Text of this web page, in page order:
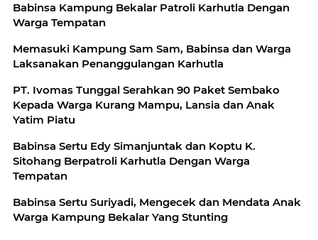
Babinsa Kampung Bekalar Patroli Karhutla Dengan
Warga Tempatan
Memasuki Kampung Sam Sam, Babinsa dan Warga
Laksanakan Penanggulangan Karhutla
‎PT. Ivomas Tunggal Serahkan 90 Paket Sembako
Kepada Warga Kurang Mampu, Lansia dan Anak
Yatim Piatu
Babinsa Sertu Edy Simanjuntak dan Koptu K.
Sitohang Berpatroli Karhutla Dengan Warga
Tempatan
Babinsa Sertu Suriyadi, Mengecek dan Mendata Anak
Warga Kampung Bekalar Yang Stunting